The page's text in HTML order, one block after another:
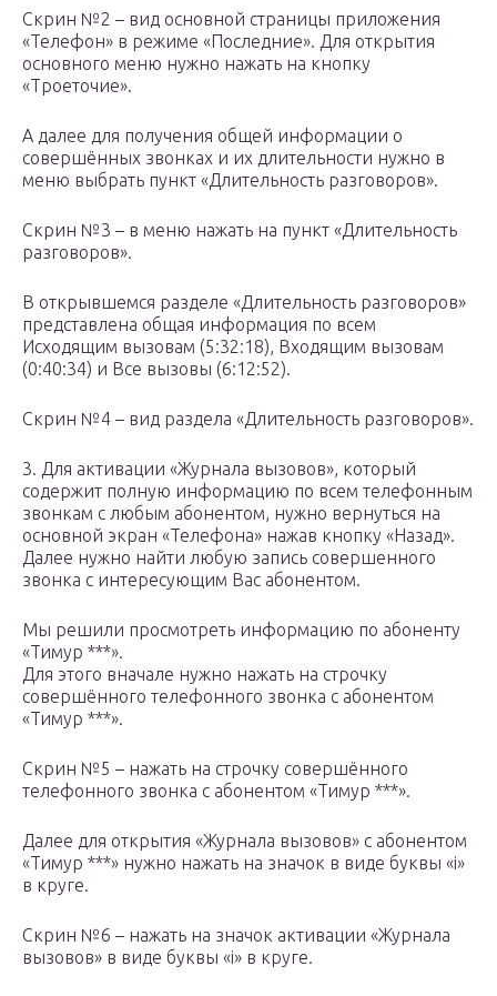
Скрин №2 – вид основной страницы приложения
«Телефон» в режиме «Последние». Для открытия
основного меню нужно нажать на кнопку
«Троеточие».
А далее для получения общей информации о
совершённых звонках и их длительности нужно в
меню выбрать пункт «Длительность разговоров».
Скрин №3 – в меню нажать на пункт «Длительность
разговоров».
В открывшемся разделе «Длительность разговоров»
представлена общая информация по всем
Исходящим вызовам (5:32:18), Входящим вызовам
(0:40:34) и Все вызовы (6:12:52).
Скрин №4 – вид раздела «Длительность разговоров».
3. Для активации «Журнала вызовов», который
содержит полную информацию по всем телефонным
звонкам с любым абонентом, нужно вернуться на
основной экран «Телефона» нажав кнопку «Назад».
Далее нужно найти любую запись совершенного
звонка с интересующим Вас абонентом.
Мы решили просмотреть информацию по абоненту
«Тимур ***».
Для этого вначале нужно нажать на строчку
совершённого телефонного звонка с абонентом
«Тимур ***».
Скрин №5 – нажать на строчку совершённого
телефонного звонка с абонентом «Тимур ***».
Далее для открытия «Журнала вызовов» с абонентом
«Тимур ***» нужно нажать на значок в виде буквы «i»
в круге.
Скрин №6 – нажать на значок активации «Журнала
вызовов» в виде буквы «i» в круге.